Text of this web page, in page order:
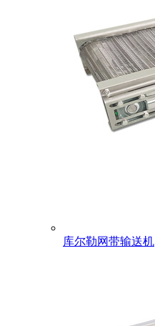
库尔勒网带输送机